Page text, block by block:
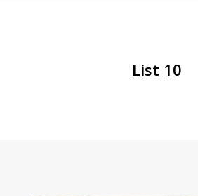
List 10